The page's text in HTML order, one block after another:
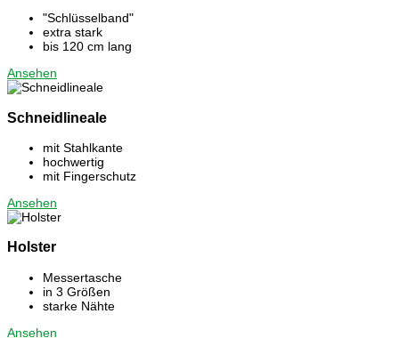
"Schlüsselband"
extra stark
bis 120 cm lang
Ansehen
Schneidlineale
mit Stahlkante
hochwertig
mit Fingerschutz
Ansehen
Holster
Messertasche
in 3 Größen
starke Nähte
Ansehen